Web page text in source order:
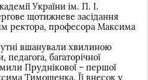
України ім. П. І.
щотижневе засідання
ректора, професора Максима
вшанували хвилиною
педагога, багаторічної
Пруднікової – першої
Тимошенка. Її внесок у